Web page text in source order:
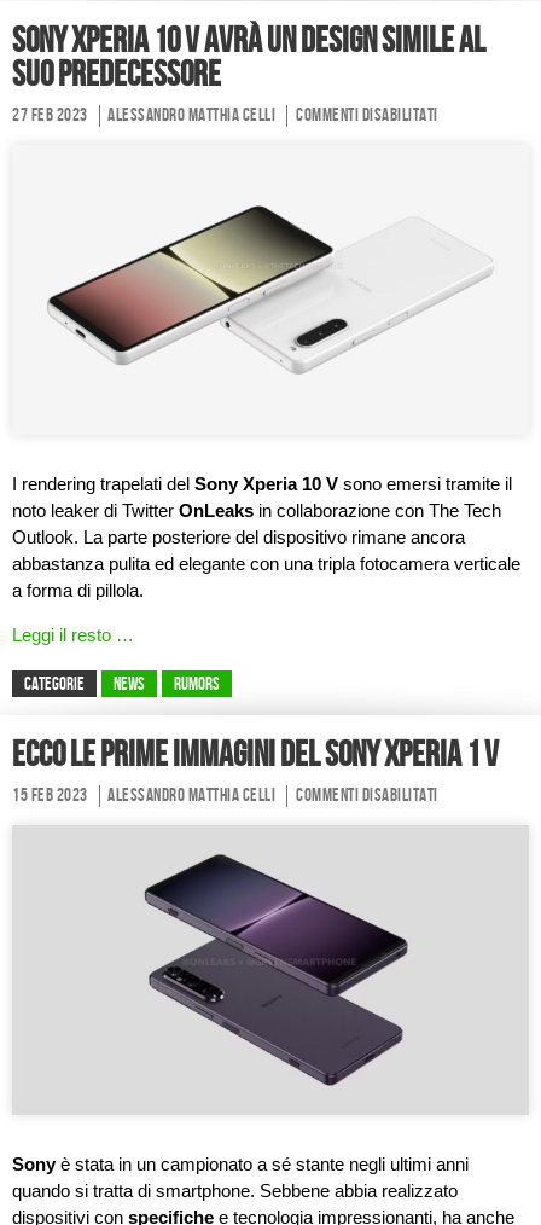
Sony Xperia 10 V avrà un design simile al
suo predecessore
27 Feb 2023 Alessandro Matthia Celli Commenti disabilitati
I rendering trapelati del Sony Xperia 10 V sono emersi tramite il
noto leaker di Twitter OnLeaks in collaborazione con The Tech
Outlook. La parte posteriore del dispositivo rimane ancora
abbastanza pulita ed elegante con una tripla fotocamera verticale
a forma di pillola.
Leggi il resto …
CATEGORIE News Rumors
Ecco le prime immagini del Sony Xperia 1 V
15 Feb 2023 Alessandro Matthia Celli Commenti disabilitati
Sonyè stata in un campionato a sé stante negli ultimi anni
quando si tratta di smartphone. Sebbene abbia realizzato
dispositivi con specifiche e tecnologia impressionanti, ha anche